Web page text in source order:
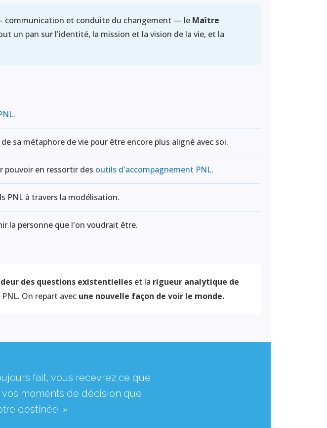
communication et conduite du changement — le Maître
un pan sur l'identité, la mission et la vision de la vie, et la
.
sa métaphore de vie pour être encore plus aligné avec soi.
pouvoir en ressortir des outils d'accompagnement PNL.
PNL à travers la modélisation.
la personne que l'on voudrait être.
des questions existentielles et la rigueur analytique de
On repart avec une nouvelle façon de voir le monde.
fait, vous recevrez ce que
moments de décision que
destinée. »